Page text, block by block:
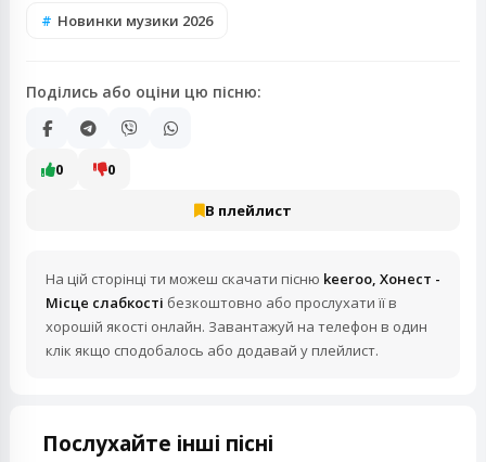
Новинки музики 2026
Поділись або оціни цю пісню:
0 0
В плейлист
На цій сторінці ти можеш скачати пісню keeroo, Хонест -
Місце слабкості безкоштовно або прослухати її в
хорошій якості онлайн. Завантажуй на телефон в один
клік якщо сподобалось або додавай у плейлист.
Послухайте інші пісні